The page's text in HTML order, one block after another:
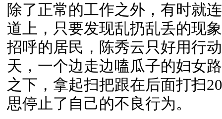
除了正常的工作之外，有时就
道上，只要发现乱扔乱丢的现
招呼的居民，陈秀云只好用行
天，一个边走边嗑瓜子的妇女
之下，拿起扫把跟在后面打扫
思停止了自己的不良行为。